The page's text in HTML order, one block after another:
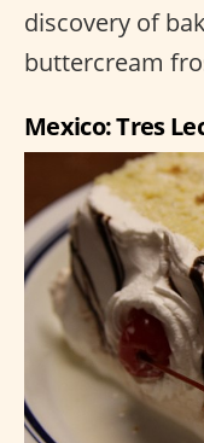
discovery of
buttercream
Mexico: Tres